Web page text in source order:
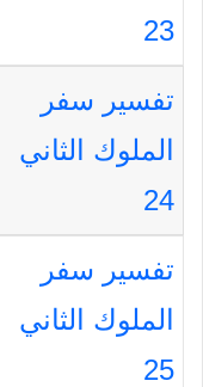
23
تفسير سفر
الملوك الثاني
24
تفسير سفر
الملوك الثاني
25